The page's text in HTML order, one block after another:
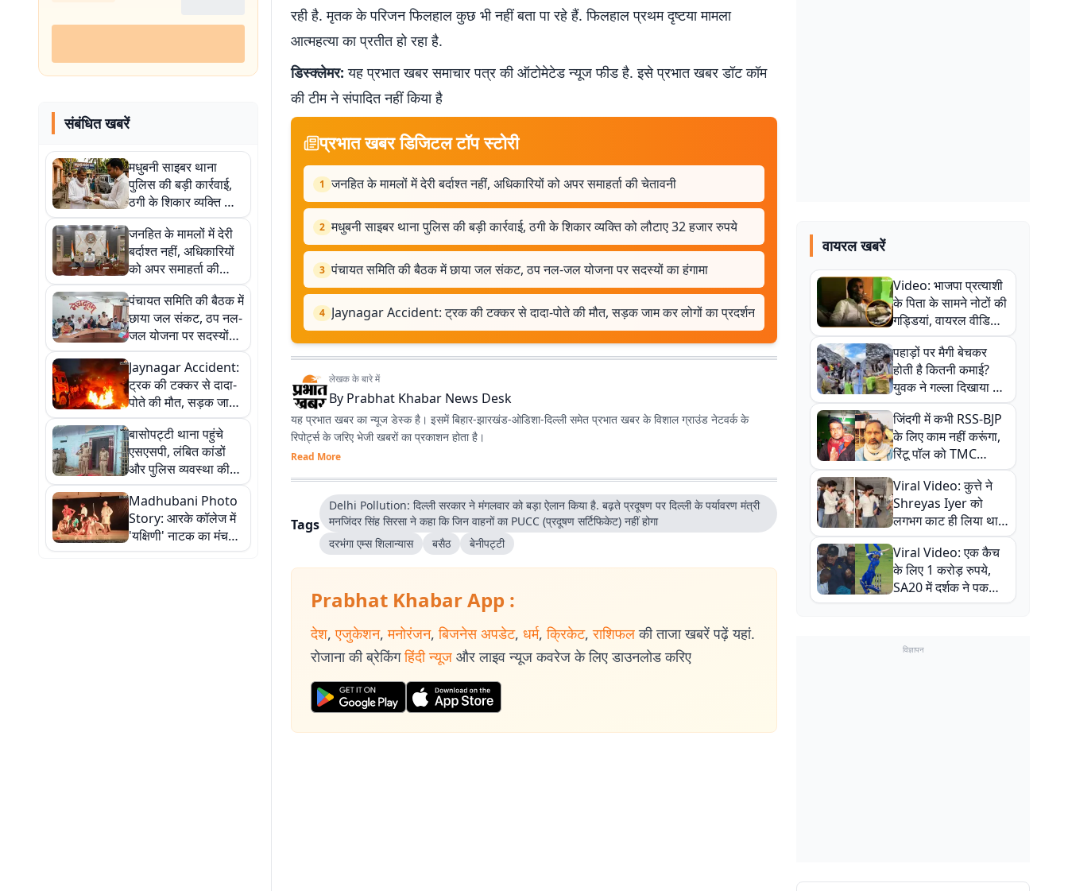
संबंधित खबरें
मधुबनी साइबर थाना
पुलिस की बड़ी कार्रवाई,
ठगी के शिकार व्यक्ति को
लौटाए 32 हजार रुपये
जनहित के मामलों में देरी
बर्दाश्त नहीं, अधिकारियों
को अपर समाहर्ता की
चेतावनी
पंचायत समिति की बैठक में
छाया जल संकट, ठप नल-
जल योजना पर सदस्यों
का हंगामा
Jaynagar Accident:
ट्रक की टक्कर से दादा-
पोते की मौत, सड़क जाम
कर लोगों का प्रदर्शन
बासोपट्टी थाना पहुंचे
एसएसपी, लंबित कांडों
और पुलिस व्यवस्था की
समीक्षा
Madhubani Photo
Story: आरके कॉलेज में
'यक्षिणी' नाटक का मंचन,
तस्वीरों में देखें पूरा
रही है. मृतक के परिजन फिलहाल कुछ भी नहीं बता पा रहे हैं. फिलहाल प्रथम दृष्टया मामला
आत्महत्या का प्रतीत हो रहा है.
डिस्क्लेमर: यह प्रभात खबर समाचार पत्र की ऑटोमेटेड न्यूज फीड है. इसे प्रभात खबर डॉट कॉम
की टीम ने संपादित नहीं किया है
प्रभात खबर डिजिटल टॉप स्टोरी
1 जनहित के मामलों में देरी बर्दाश्त नहीं, अधिकारियों को अपर समाहर्ता की चेतावनी
2 मधुबनी साइबर थाना पुलिस की बड़ी कार्रवाई, ठगी के शिकार व्यक्ति को लौटाए 32 हजार रुपये
3 पंचायत समिति की बैठक में छाया जल संकट, ठप नल-जल योजना पर सदस्यों का हंगामा
4 Jaynagar Accident: ट्रक की टक्कर से दादा-पोते की मौत, सड़क जाम कर लोगों का प्रदर्शन
लेखक के बारे में
By Prabhat Khabar News Desk
यह प्रभात खबर का न्यूज डेस्क है। इसमें बिहार-झारखंड-ओडिशा-दिल्‍ली समेत प्रभात खबर के विशाल ग्राउंड नेटवर्क के
रिपोर्ट्स के जरिए भेजी खबरों का प्रकाशन होता है।
Read More
Tags
Delhi Pollution: दिल्ली सरकार ने मंगलवार को बड़ा ऐलान किया है. बढ़ते प्रदूषण पर दिल्ली के पर्यावरण मंत्री
मनजिंदर सिंह सिरसा ने कहा कि जिन वाहनों का PUCC (प्रदूषण सर्टिफिकेट) नहीं होगा
दरभंगा एम्स शिलान्यास
बसैठ बेनीपट्टी
Prabhat Khabar App :
देश, एजुकेशन, मनोरंजन, बिजनेस अपडेट, धर्म, क्रिकेट, राशिफल की ताजा खबरें पढ़ें यहां.
रोजाना की ब्रेकिंग हिंदी न्यूज और लाइव न्यूज कवरेज के लिए डाउनलोड करिए
वायरल खबरें
Video: भाजपा प्रत्याशी
के पिता के सामने नोटों की
गड्डियां, वायरल वीडियो
से राजनीति में उबाल,
अजित महतो बोले- TMC
की गंदी चाल
पहाड़ों पर मैगी बेचकर
होती है कितनी कमाई?
युवक ने गल्ला दिखाया तो
नौकरी वालों के खड़े हो गए
कान
जिंदगी में कभी RSS-BJP
के लिए काम नहीं करूंगा,
रिंटू पॉल को TMC
ऑफिस में ले जाकर पीटा,
Video वायरल
Viral Video: कुत्ते ने
Shreyas Iyer को
लगभग काट ही लिया था,
न्यूजीलैंड सीरीज से पहले
बाल-बाल बचे
Viral Video: एक कैच
के लिए 1 करोड़ रुपये,
SA20 में दर्शक ने पकड़ा
एक हाथ से गजब का कैच
विज्ञापन